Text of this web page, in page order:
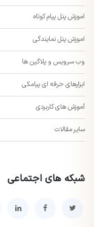
اموزش پنل پیام کوتاه
اموزش پنل نمایندگی
وب سرویس و پلاگین ها
ابزارهای حرفه ای پیامکی
آموزش های کاربردی
سایر مقالات
شبکه های اجتماعی